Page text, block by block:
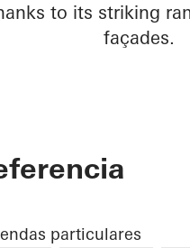
to its striking
façades.
particulares